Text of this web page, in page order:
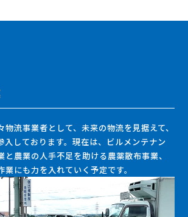
物流事業者として、未来の物流を見据えて、
入しております。現在は、ビルメンテナン
と農業の人手不足を助ける農薬散布事業、
にも力を入れていく予定です。